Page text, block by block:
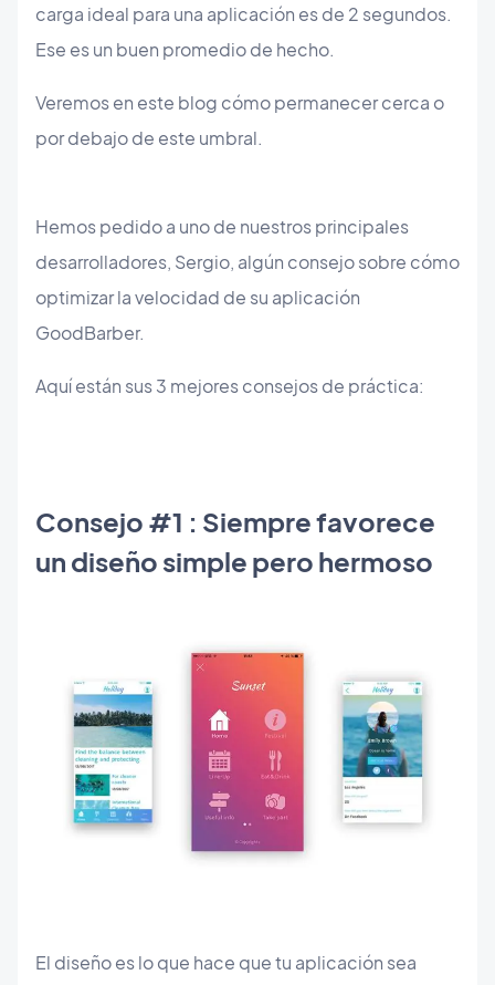
carga ideal para una aplicación es de 2 segundos.
Ese es un buen promedio de hecho.
Veremos en este blog cómo permanecer cerca o
por debajo de este umbral.
Hemos pedido a uno de nuestros principales
desarrolladores, Sergio, algún consejo sobre cómo
optimizar la velocidad de su aplicación
GoodBarber.
Aquí están sus 3 mejores consejos de práctica:
Consejo #1 : Siempre favorece
un diseño simple pero hermoso
El diseño es lo que hace que tu aplicación sea